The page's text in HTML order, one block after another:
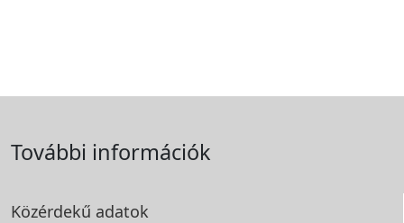
További információk
Közérdekű adatok